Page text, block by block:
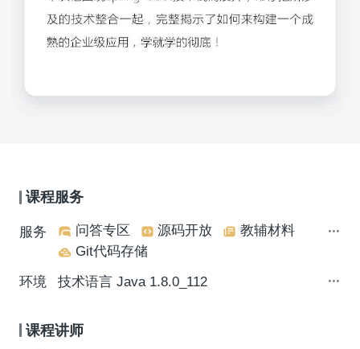
课程服务
服务 问答专区 源码开放
教辅材料
Git代码存储
环境
技术语言 Java 1.8.0_112
课程讲师